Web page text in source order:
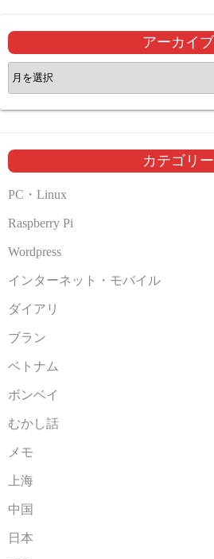
アーカイブ
ア
ー
カ
ブ
カテゴリー
PC・Linux
Raspberry Pi
Wordpress
インターネット・モバイル
ダイアリ
ブラン
ベトナム
ボンベイ
むかし話
メモ
上海
中国
日本